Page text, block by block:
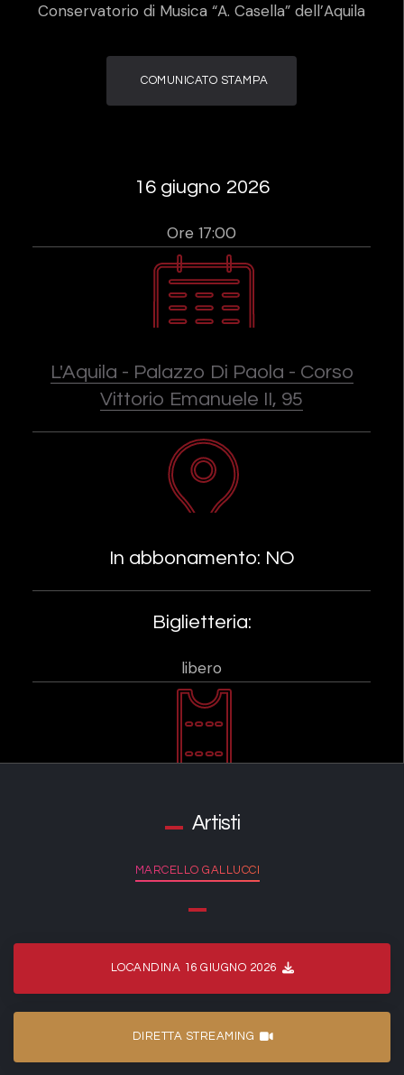
Conservatorio di Musica “A. Casella” dell’Aquila
COMUNICATO STAMPA
16 giugno 2026
Ore 17:00
L'Aquila - Palazzo Di Paola - Corso
Vittorio Emanuele II, 95
In abbonamento: NO
Biglietteria:
libero
Artisti
MARCELLO GALLUCCI
LOCANDINA 16 GIUGNO 2026
DIRETTA STREAMING